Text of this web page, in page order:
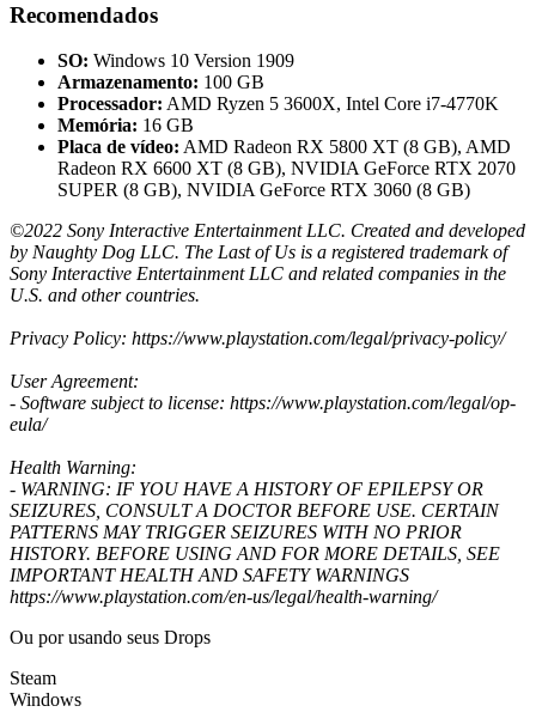
Recomendados
SO: Windows 10 Version 1909
Armazenamento: 100 GB
Processador: AMD Ryzen 5 3600X, Intel Core i7-4770K
Memória: 16 GB
Placa de vídeo: AMD Radeon RX 5800 XT (8 GB), AMD
Radeon RX 6600 XT (8 GB), NVIDIA GeForce RTX 2070
SUPER (8 GB), NVIDIA GeForce RTX 3060 (8 GB)
©2022 Sony Interactive Entertainment LLC. Created and developed
by Naughty Dog LLC. The Last of Us is a registered trademark of
Sony Interactive Entertainment LLC and related companies in the
U.S. and other countries.
Privacy Policy: https://www.playstation.com/legal/privacy-policy/
User Agreement:
- Software subject to license: https://www.playstation.com/legal/op-
eula/
Health Warning:
- WARNING: IF YOU HAVE A HISTORY OF EPILEPSY OR
SEIZURES, CONSULT A DOCTOR BEFORE USE. CERTAIN
PATTERNS MAY TRIGGER SEIZURES WITH NO PRIOR
HISTORY. BEFORE USING AND FOR MORE DETAILS, SEE
IMPORTANT HEALTH AND SAFETY WARNINGS
https://www.playstation.com/en-us/legal/health-warning/
Ou porusando seus Drops
Steam
Windows